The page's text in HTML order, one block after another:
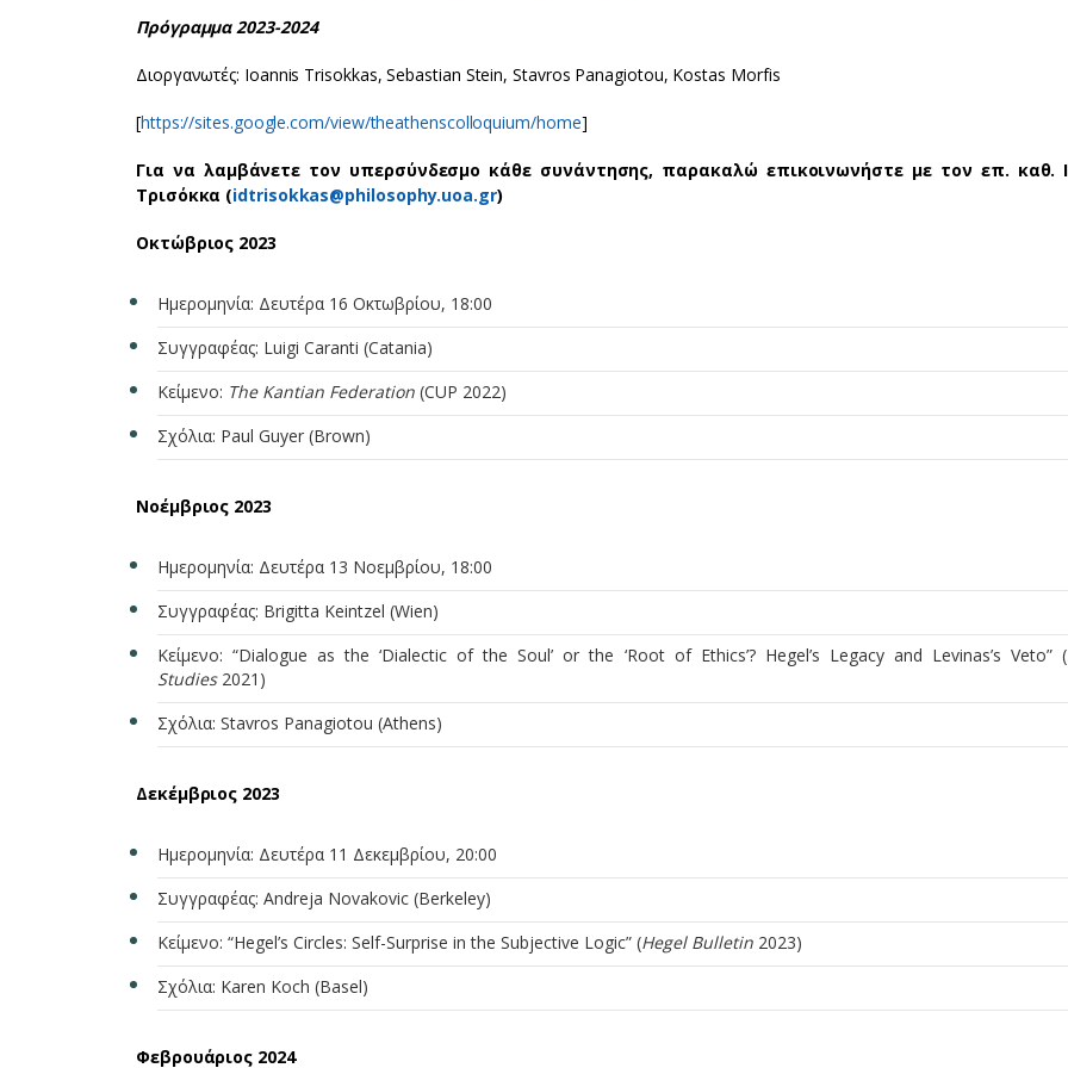
Πρόγραμμα 2023-2024
Διοργανωτές: Ioannis Trisokkas, Sebastian Stein, Stavros Panagiotou, Kostas Morfis
[https://sites.google.com/view/theathenscolloquium/home]
Για να λαμβάνετε τον υπερσύνδεσμο κάθε συνάντησης, παρακαλώ επικοινωνήστε με τον επ. καθ.
Τρισόκκα (idtrisokkas@philosophy.uoa.gr)
Οκτώβριος 2023
Ημερομηνία: Δευτέρα 16 Οκτωβρίου, 18:00
Συγγραφέας: Luigi Caranti (Catania)
Κείμενο: The Kantian Federation (CUP 2022)
Σχόλια: Paul Guyer (Brown)
Νοέμβριος 2023
Ημερομηνία: Δευτέρα 13 Νοεμβρίου, 18:00
Συγγραφέας: Brigitta Keintzel (Wien)
Κείμενο: “Dialogue as the ‘Dialectic of the Soul’ or the ‘Root of Ethics’? Hegel’s Legacy and Levinas’s Veto” (
Studies2021)
Σχόλια: Stavros Panagiotou (Athens)
Δεκέμβριος 2023
Ημερομηνία: Δευτέρα 11 Δεκεμβρίου, 20:00
Συγγραφέας: Andreja Novakovic (Berkeley)
Κείμενο: “Hegel’s Circles: Self-Surprise in the Subjective Logic” (Hegel Bulletin 2023)
Σχόλια: Karen Koch (Basel)
Φεβρουάριος 2024